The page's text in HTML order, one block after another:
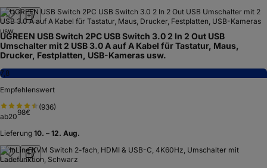
UGREEN USB Switch 2PC USB Switch 3.0 2 In 2 Out USB
Umschalter mit 2 USB 3.0 A auf A Kabel für Tastatur, Maus,
Drucker, Festplatten, USB-Kameras usw.
7,8
Empfehlenswert
(936)
ab2098€
Lieferung 10. – 12. Aug.